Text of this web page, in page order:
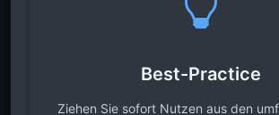
Best-Practice
Ziehen Sie sofort Nutzen aus den